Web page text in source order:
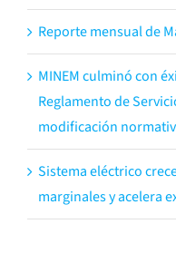
Reporte mensual de
MINEM culminó con
Reglamento de
modificación
Sistema eléctrico
marginales y acelera